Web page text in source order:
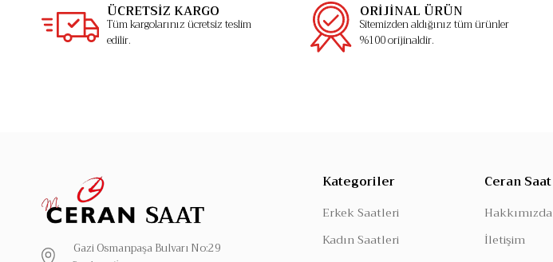
ÜCRETSİZ KARGO
Tüm kargolarınız ücretsiz teslim
edilir.
ORİJİNAL ÜRÜN
Sitemizden aldığınız tüm ürünler
%100 orijinaldir.
Gazi Osmanpaşa Bulvarı No:29
Kategoriler
Erkek Saatleri
Kadın Saatleri
Ceran Saat
Hakkımızda
İletişim